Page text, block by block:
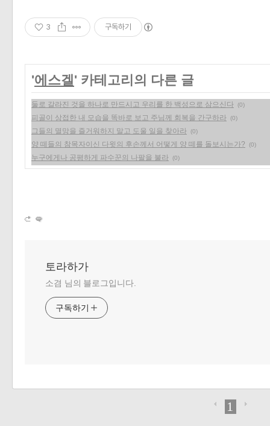
3 구독하기
'에스겔' 카테고리의 다른 글
둘로 갈라진 것을 하나로 만드시고 우리를 한 백성으로 삼으신다 (0)
피골이 상접한 내 모습을 똑바로 보고 주님께 회복을 간구하라 (0)
그들의 멸망을 즐거워하지 말고 도울 일을 찾아라 (0)
양 떼들의 참목자이신 다윗의 후손께서 어떻게 양 떼를 돌보시는가? (0)
누구에게나 공평하게 파수꾼의 나팔을 불라 (0)
토라하가
소겸 님의 블로그입니다.
구독하기
1